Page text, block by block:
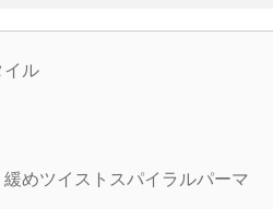
イル
めツイストスパイラルパーマ